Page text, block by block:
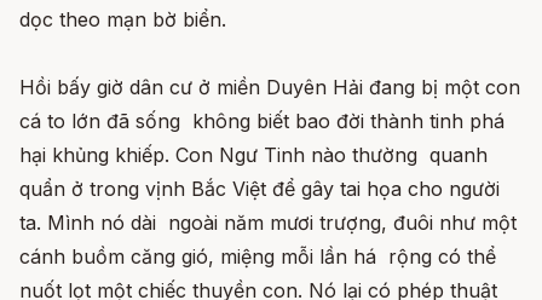
dọc theo mạn bờ biển.
Hồi bấy giờ dân cư ở miền Duyên Hải đang bị một con
cá to lớn đã sống không biết bao đời thành tinh phá
hại khủng khiếp. Con Ngư Tinh nào thường quanh
quẩn ở trong vịnh Bắc Việt để gây tai họa cho người
ta. Mình nó dài ngoài năm mươi trượng, đuôi như một
cánh buồm căng gió, miệng mỗi lần há rộng có thể
nuốt lọt một chiếc thuyền con. Nó lại có phép thuật